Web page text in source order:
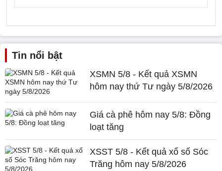
Tin nổi bật
XSMN 5/8 - Kết quả XSMN
hôm nay thứ Tư ngày 5/8/2026
Giá cà phê hôm nay 5/8: Đồng
loạt tăng
XSST 5/8 - Kết quả xổ số Sóc
Trăng hôm nay 5/8/2026